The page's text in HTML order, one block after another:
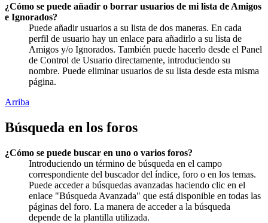
¿Cómo se puede añadir o borrar usuarios de mi lista de Amigos
e Ignorados?
Puede añadir usuarios a su lista de dos maneras. En cada
perfil de usuario hay un enlace para añadirlo a su lista de
Amigos y/o Ignorados. También puede hacerlo desde el Panel
de Control de Usuario directamente, introduciendo su
nombre. Puede eliminar usuarios de su lista desde esta misma
página.
Arriba
Búsqueda en los foros
¿Cómo se puede buscar en uno o varios foros?
Introduciendo un término de búsqueda en el campo
correspondiente del buscador del índice, foro o en los temas.
Puede acceder a búsquedas avanzadas haciendo clic en el
enlace "Búsqueda Avanzada" que está disponible en todas las
páginas del foro. La manera de acceder a la búsqueda
depende de la plantilla utilizada.